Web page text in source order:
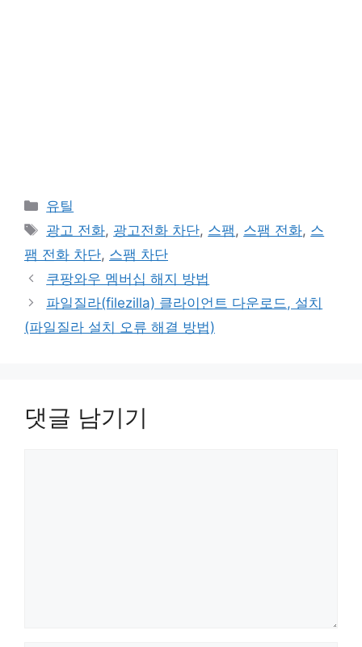
카
테
고
리
유틸
태
그
광고 전화, 광고전화 차단, 스팸 , 스팸 전화, 스
팸 전화 차단, 스팸 차단
쿠팡와우 멤버십 해지 방법
파일질라(filezilla) 클라이언트 다운로드, 설치
(파일질라 설치 오류 해결 방법)
댓글 남기기